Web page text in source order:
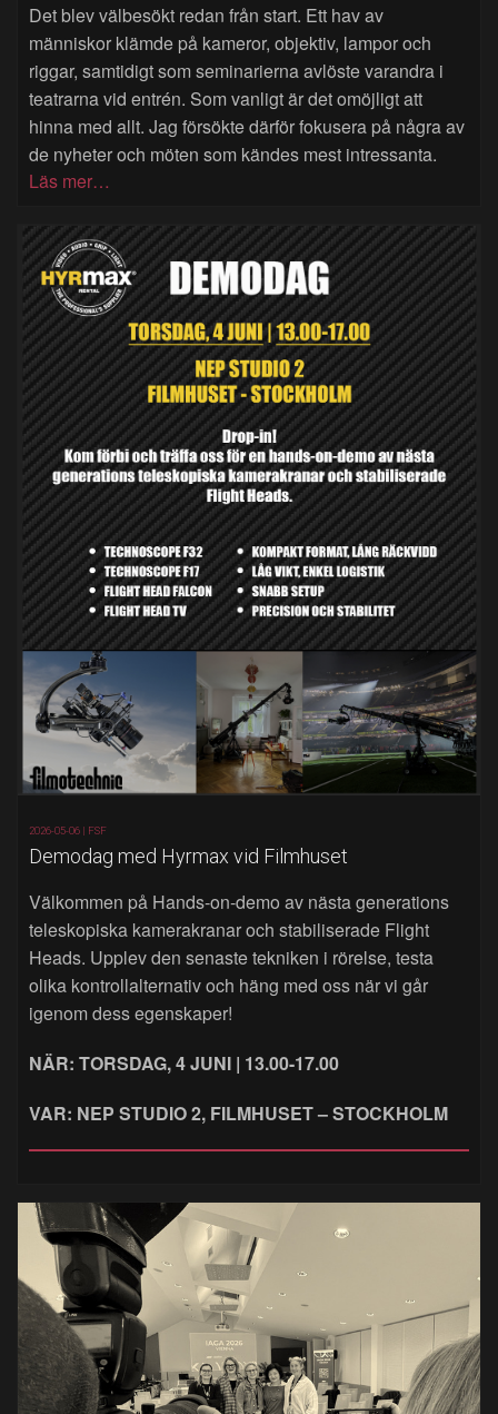
Det blev välbesökt redan från start. Ett hav av
människor klämde på kameror, objektiv, lampor och
riggar, samtidigt som seminarierna avlöste varandra i
teatrarna vid entrén. Som vanligt är det omöjligt att
hinna med allt. Jag försökte därför fokusera på några av
de nyheter och möten som kändes mest intressanta.
Läs mer…
2026-05-06 | FSF
Demodag med Hyrmax vid Filmhuset
Välkommen på Hands‑on‑demo av nästa generations
teleskopiska kamerakranar och stabiliserade Flight
Heads. Upplev den senaste tekniken i rörelse, testa
olika kontrollalternativ och häng med oss när vi går
igenom dess egenskaper!
NÄR: TORSDAG, 4 JUNI | 13.00-17.00
VAR: NEP STUDIO 2, FILMHUSET – STOCKHOLM